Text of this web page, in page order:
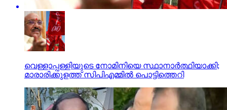
വെള്ളാപ്പള്ളിയുടെ നോമിനിയെ സ്ഥാനാര്‍ത്ഥിയാക്കി;
മാരാരിക്കുളത്ത് സിപിഎമ്മില്‍ പൊട്ടിത്തെറി